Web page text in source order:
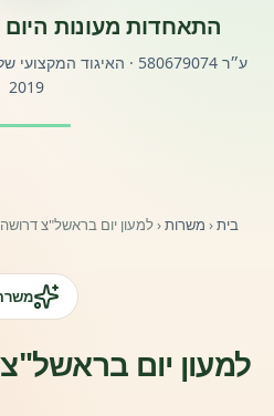
פורטל לוח מודעות דרושים עובדים
השתלמויות וקורסים לגננות ולצוותי חינוך |
רישום חבר חדש
התאחדות מעונות
ע״ר 580679074 · האיגוד
2019
בית‹ משרות‹למעון יום בראשל"צ
למעון יום